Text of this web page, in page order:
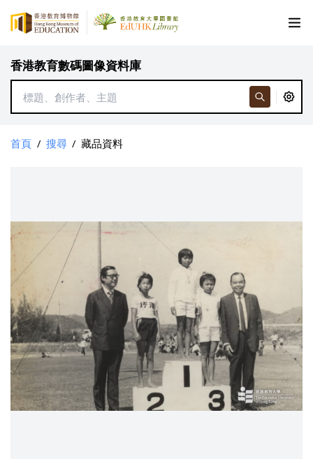
香港教育數碼圖像資料庫
首頁 / 搜尋 / 藏品資料